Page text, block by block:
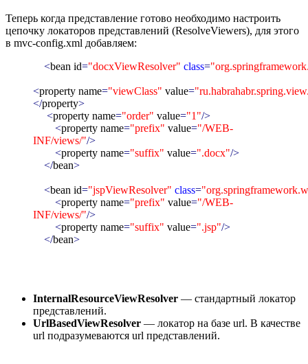
Теперь когда представление готово необходимо настроить
цепочку локаторов представлений (ResolveViewers), для этого
в mvc-config.xml добавляем:
<bean id="docxViewResolver" class=
<property name="viewClass" value=
</property>
<property name="order" value="1"/>
<property name="prefix" value="/WEB-
INF/views/"/>
<property name="suffix" value=".docx"/>
</bean>
<bean id="jspViewResolver" class=
<property name="prefix" value="/WEB-
INF/views/"/>
<property name="suffix" value=".jsp"/>
</bean>
InternalResourceViewResolver — стандартный локатор
представлений.
UrlBasedViewResolver — локатор на базе url. В качестве
url подразумеваются url представлений.